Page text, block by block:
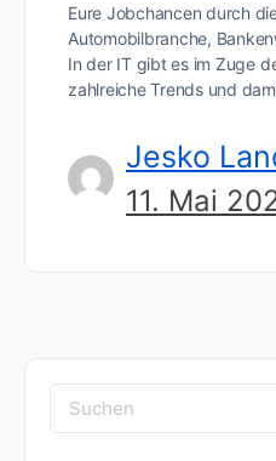
Eure Jobchancen durch
Automobilbranche,
In der IT gibt es im Zuge
zahlreiche Trends und
Jesko
11. Mai
Suchen
nach: